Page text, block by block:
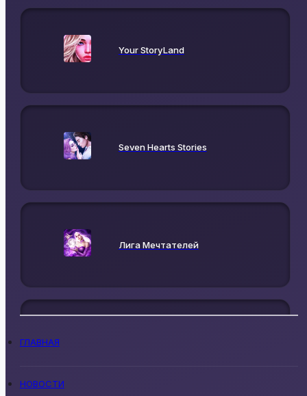
Your StoryLand
Seven Hearts Stories
Лига Мечтателей
ГЛАВНАЯ
НОВОСТИ